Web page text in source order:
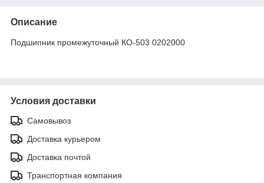
Описание
Подшипник промежуточный КО-503 0202000
Условия доставки
Самовывоз
Доставка курьером
Доставка почтой
Транспортная компания